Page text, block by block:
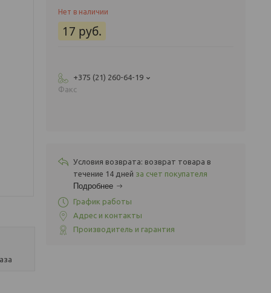
Нет в наличии
17 руб.
+375 (21) 260-64-19
Факс
возврат товара в
течение 14 дней за счет покупателя
Подробнее
График работы
Адрес и контакты
Производитель и гарантия